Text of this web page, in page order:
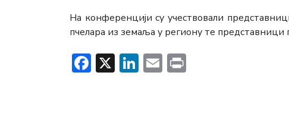
На конференцији су учествовали
пчелара из земаља у региону те представници
Facebook
X LinkedIn
Email